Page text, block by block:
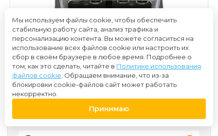
1 500 ₽
Мы используем файлы cookie, чтобы обеспечить
стабильную работу сайта, анализ трафика и
персонализацию контента. Вы можете согласиться на
использование всех файлов cookie или настроить их
сбор в своём браузере в любое время. Подробнее о
том, как это сделать, читайте в Политике использования
файлов cookie . Обращаем внимание, что из-за
блокировки cookie-файлов сайт может работать
некорректно.
Принимаю